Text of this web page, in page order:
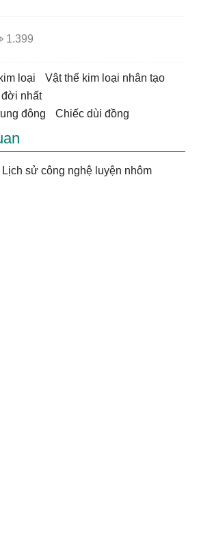
1.399
loại
vật thể kim loại nhân tạo
đời nhất
đông
chiếc dùi đồng
sử công nghệ luyện nhôm